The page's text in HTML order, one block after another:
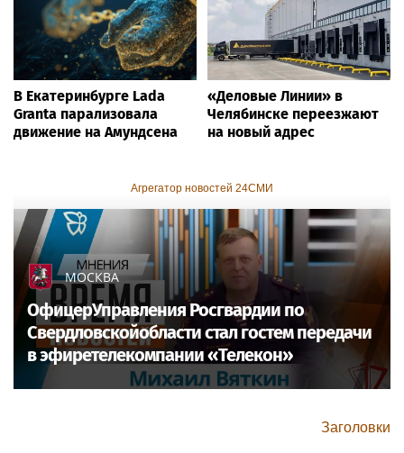
В Екатеринбурге Lada
Granta парализовала
движение на Амундсена
«Деловые Линии» в
Челябинске переезжают
на новый адрес
Агрегатор новостей 24СМИ
МОСКВА
ОфицерУправления Росгвардии по
Свердловскойобласти стал гостем передачи
в эфиретелекомпании «Телекон»
Заголовки